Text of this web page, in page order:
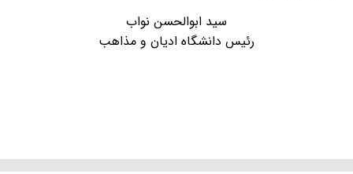
سید ابوالحسن نواب
رئیس دانشگاه ادیان و مذاهب